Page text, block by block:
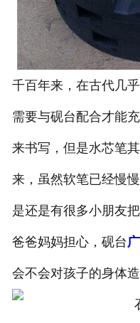
千百年来，在古代几
需要与砚台配合才能
来书写，但是水芯笔
来，虽然软笔已经慢
是还是有很多小朋友
爸爸妈妈担心，砚台
会不会对孩子的身体